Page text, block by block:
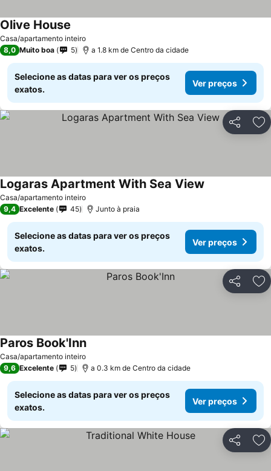
Casa/apartamento inteiro
Olive House
8,0 Muito boa 5 a 1.8 km de Centro da cidade
Selecione as datas para ver os preços
exatos.
Ver preços
Partilhar
Casa/apartamento inteiro
Logaras Apartment With Sea View
9,4 Excelente 45 Junto à praia
Selecione as datas para ver os preços
exatos.
Ver preços
Partilhar
Casa/apartamento inteiro
Paros Book'InnVer preços
9,6 Excelente 5 a 0.3 km de Centro da cidade
Selecione as datas para ver os preços
exatos.
Ver preços
Partilhar